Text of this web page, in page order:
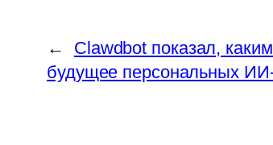
←
Clawdbot показал,
будущее персональных